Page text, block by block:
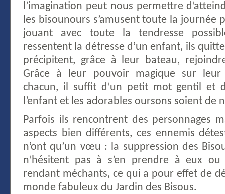
l’imagination peut nous permettre
les bisounours s’amusent toute la journée
jouant avec toute la tendresse
ressentent la détresse d’un enfant, ils
précipitent, grâce à leur bateau,
Grâce à leur pouvoir magique sur leur
chacun, il suffit d’un petit mot gentil et
l’enfant et les adorables oursons soient de
Parfois ils rencontrent des personnages
aspects bien différents, ces ennemis
n’ont qu’un vœu : la suppression des
n’hésitent pas à s’en prendre à eux
rendant méchants, ce qui a pour effet de
monde fabuleux du Jardin des Bisous.